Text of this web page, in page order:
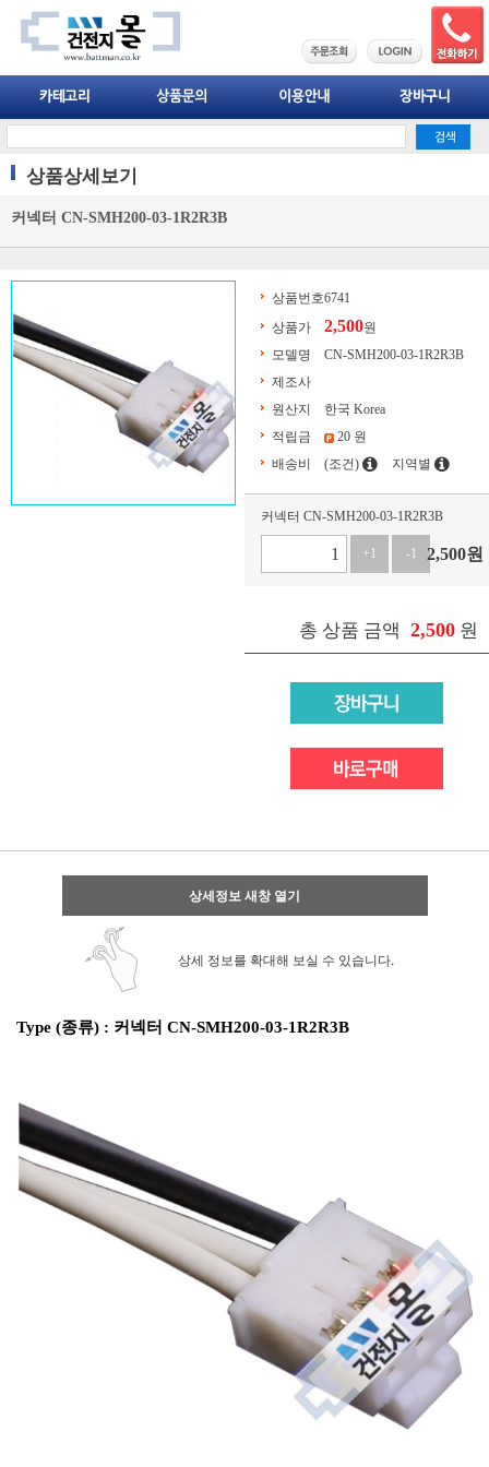
상품상세보기
커넥터 CN-SMH200-03-1R2R3B
상품번호6741
상품가
2,500원
모델명
CN-SMH200-03-1R2R3B
제조사
원산지
한국 Korea
적립금
20 원
배송비
(조건) 지역별
커넥터 CN-SMH200-03-1R2R3B
+1 -1 2,500원
총 상품 금액 2,500 원
상세정보 새창 열기
상세 정보를 확대해 보실 수 있습니다.
Type (종류) : 커넥터 CN-SMH200-03-1R2R3B